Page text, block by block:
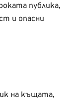
публика,
и опасни
на къщата,